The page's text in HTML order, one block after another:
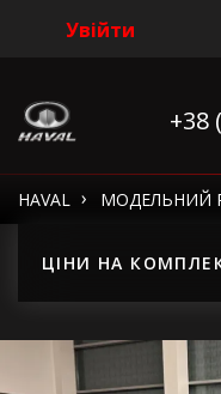
Увійти
+38
HAVAL › МОДЕЛЬНИЙ
ЦІНИ НА